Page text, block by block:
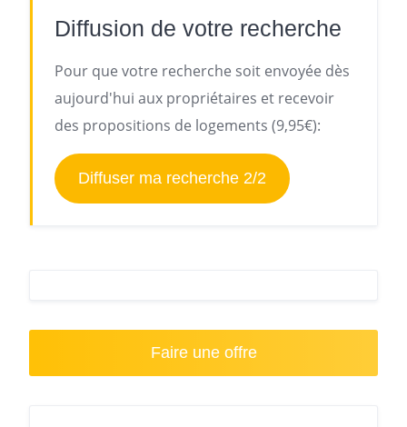
Diffusion de votre recherche
Pour que votre recherche soit envoyée dès
aujourd'hui aux propriétaires et recevoir
des propositions de logements (9,95€):
Diffuser ma recherche 2/2
Faire une offre